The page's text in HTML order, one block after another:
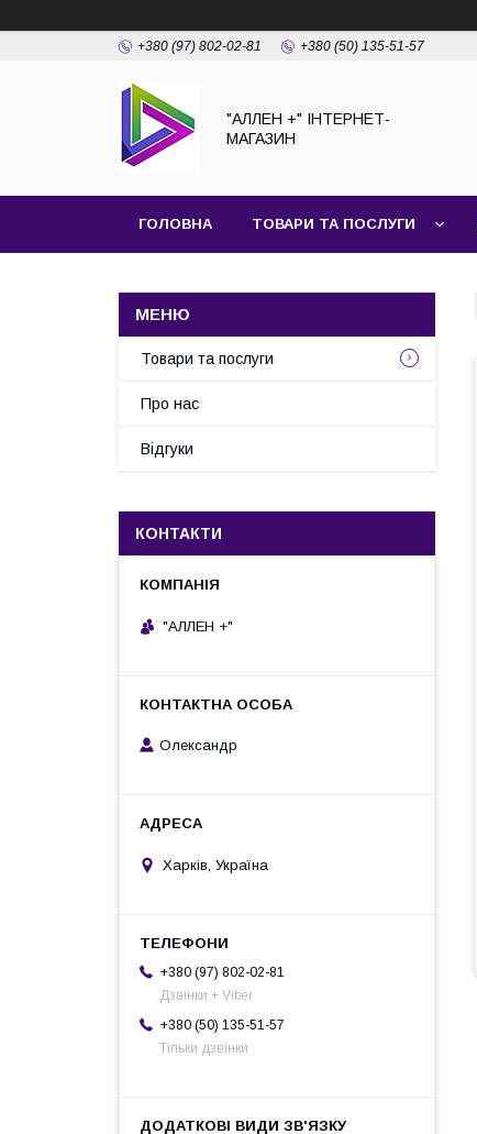
+380 (97) 802-02-81 +380 (50) 135-51-57
"АЛЛЕН +" ІНТЕРНЕТ-
МАГАЗИН
ГОЛОВНА ТОВАРИ ТА ПОСЛУГИ
Товари та послуги
Про нас
Відгуки
КОНТАКТИ
"АЛЛЕН +"
Олександр
Харків, Україна
+380 (97) 802-02-81
Дзвінки + Viber
+380 (50) 135-51-57
Тільки дзвінки